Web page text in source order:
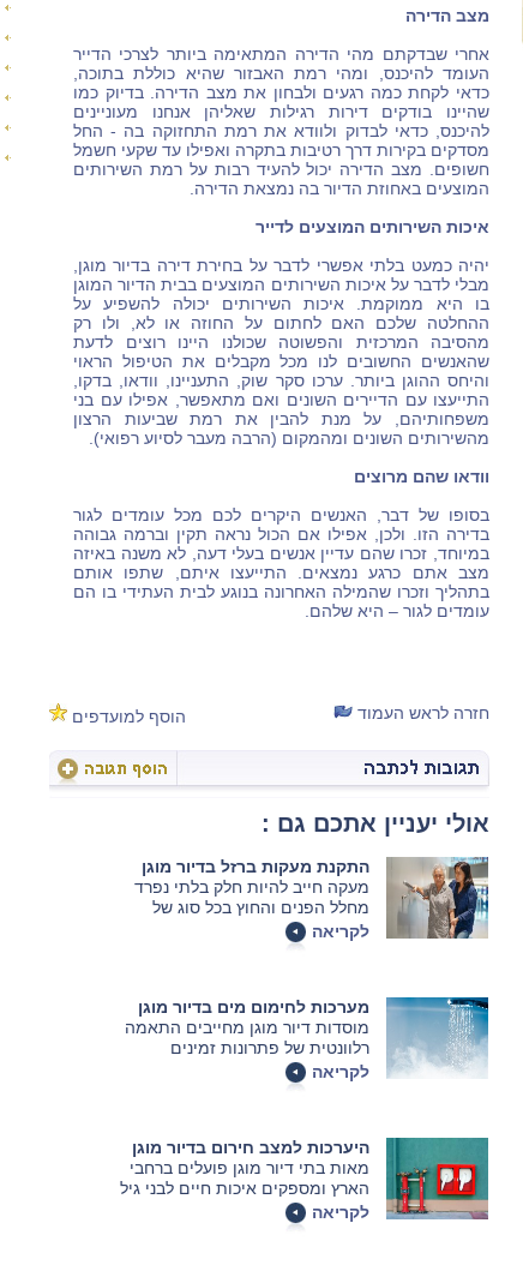
מצב הדירה
אחרי שבדקתם מהי הדירה המתאימה ביותר לצרכי הדייר
העומד להיכנס, ומהי רמת האבזור שהיא כוללת בתוכה,
כדאי לקחת כמה רגעים ולבחון את מצב הדירה. בדיוק כמו
שהיינו בודקים דירות רגילות שאליהן אנחנו מעוניינים
להיכנס, כדאי לבדוק ולוודא את רמת התחזוקה בה - החל
מסדקים בקירות דרך רטיבות בתקרה ואפילו עד שקעי חשמל
חשופים. מצב הדירה יכול להעיד רבות על רמת השירותים
המוצעים באחוזת הדיור בה נמצאת הדירה.
איכות השירותים המוצעים לדייר
יהיה כמעט בלתי אפשרי לדבר על בחירת דירה בדיור מוגן,
מבלי לדבר על איכות השירותים המוצעים בבית הדיור המוגן
בו היא ממוקמת. איכות השירותים יכולה להשפיע על
ההחלטה שלכם האם לחתום על החוזה או לא, ולו רק
מהסיבה המרכזית והפשוטה שכולנו היינו רוצים לדעת
שהאנשים החשובים לנו מכל מקבלים את הטיפול הראוי
והיחס ההוגן ביותר. ערכו סקר שוק, התעניינו, וודאו, בדקו,
התייעצו עם הדיירים השונים ואם מתאפשר, אפילו עם בני
משפחותיהם, על מנת להבין את רמת שביעות הרצון
מהשירותים השונים ומהמקום (הרבה מעבר לסיוע רפואי).
וודאו שהם מרוצים
בסופו של דבר, האנשים היקרים לכם מכל עומדים לגור
בדירה הזו. ולכן, אפילו אם הכול נראה תקין וברמה גבוהה
במיוחד, זכרו שהם עדיין אנשים בעלי דעה, לא משנה באיזה
מצב אתם כרגע נמצאים. התייעצו איתם, שתפו אותם
בתהליך וזכרו שהמילה האחרונה בנוגע לבית העתידי בו הם
עומדים לגור – היא שלהם.
חזרה לראש העמוד הוסף למועדפים
אולי יעניין אתכם גם :
התקנת מעקות ברזל בדיור מוגן
מעקה חייב להיות חלק בלתי נפרד
מחלל הפנים והחוץ בכל סוג של
מוסד דיור מוגן. במאמר הבא נסביר
איך בוחרים את המעקה המתאים.
לקריאה
מערכות לחימום מים בדיור מוגן
מוסדות דיור מוגן מחייבים התאמה
רלוונטית של פתרונות זמינים
לחימום מים לכל אורך השנה.
במאמר הבא נסביר מה ההבדל בין
לבניין
לקריאה
היערכות למצב חירום בדיור מוגן
מאות בתי דיור מוגן פועלים ברחבי
הארץ ומספקים איכות חיים לבני גיל
הזהב. אלא שמעבר לשגרת
הפעילויות היום-יומית, על המבנים
לקריאה